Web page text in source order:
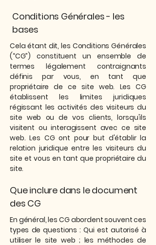
Conditions Générales - les
bases
Cela étant dit, les Conditions Générales
(“CG”) constituent un ensemble de
termes légalement contraignants
définis par vous, en tant que
propriétaire de ce site web. Les CG
établissent les limites juridiques
régissant les activités des visiteurs du
site web ou de vos clients, lorsqu'ils
visitent ou interagissent avec ce site
web. Les CG ont pour but d'établir la
relation juridique entre les visiteurs du
site et vous en tant que propriétaire du
site.
Que inclure dans le document
des CG
En général, les CG abordent souvent ces
types de questions : Qui est autorisé à
utiliser le site web ; les méthodes de